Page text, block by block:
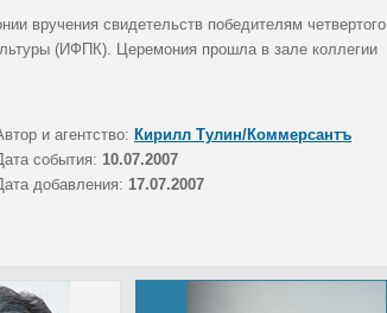
вручения свидетельств победителям четвертого
(ИФПК). Церемония прошла в зале коллегии
и агентство: Кирилл Тулин/Коммерсантъ
события: 10.07.2007
добавления: 17.07.2007